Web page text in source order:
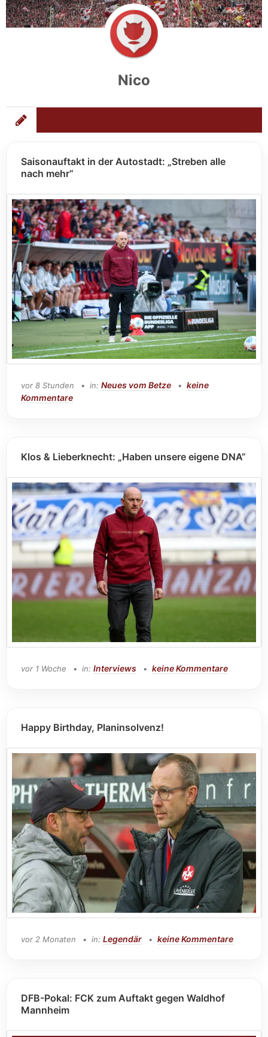
Nico
Saisonauftakt in der Autostadt: „Streben alle
nach mehr“
vor 8 Stunden in: Neues vom Betze
keine
Kommentare
Klos & Lieberknecht: „Haben unsere eigene DNA”
vor 1 Woche in: Interviews keine Kommentare
Happy Birthday, Planinsolvenz!
vor 2 Monaten in: Legendär keine Kommentare
DFB-Pokal: FCK zum Auftakt gegen Waldhof
Mannheim